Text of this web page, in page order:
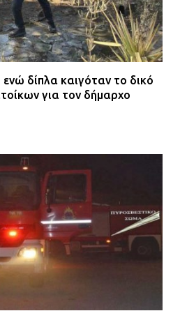
δίπλα καιγόταν το δικό
για τον δήμαρχο